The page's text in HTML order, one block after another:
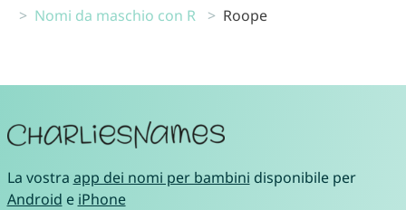
Nomi da maschio con R
Roope
La vostra app dei nomi per bambini disponibile per
Android e iPhone